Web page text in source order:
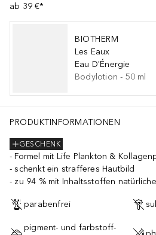
ab 39 €*
BIOTHERM
Les Eaux
Eau D'Énergie
Bodylotion - 50 ml
PRODUKTINFORMATIONEN
GESCHENK
Formel mit Life Plankton &
schenkt ein strafferes Hautbild
zu 94 % mit Inhaltsstoffen
parabenfrei
pigment- und farbstoff-